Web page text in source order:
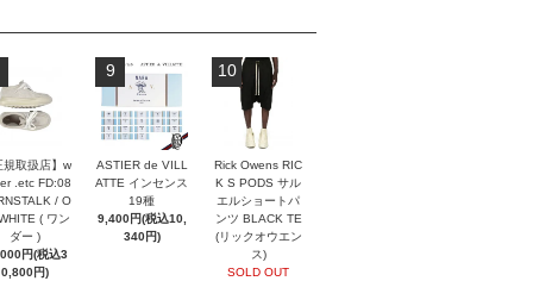
規取扱店】w
.etc FD:08
/ O
( ワン
ダー )
円(税込3
0,800円)
9
ASTIER de VILL
ATTE インセンス
19種
9,400円(税込10,
340円)
10
Rick Owens RIC
K S PODS サル
エルショートパ
ンツ BLACK TE
(リックオウエン
ス)
SOLD OUT